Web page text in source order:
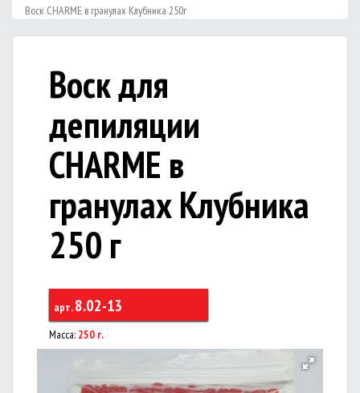
Воск CHARME в гранулах Клубника 250г
Воск для
депиляции
CHARME в
гранулах Клубника
250 г
арт.8.02-13
Масса: 250 г.